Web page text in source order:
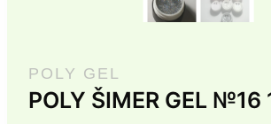
POLY GEL
POLY ŠIMER GEL №16